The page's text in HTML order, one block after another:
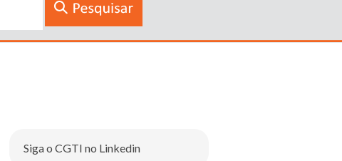
Siga o CGTI no Linkedin